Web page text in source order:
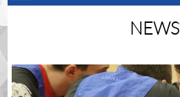
NEWS